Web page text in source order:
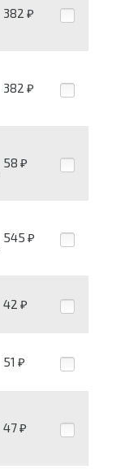
382 ₽
382 ₽
58 ₽
545 ₽
42 ₽
51 ₽
47 ₽